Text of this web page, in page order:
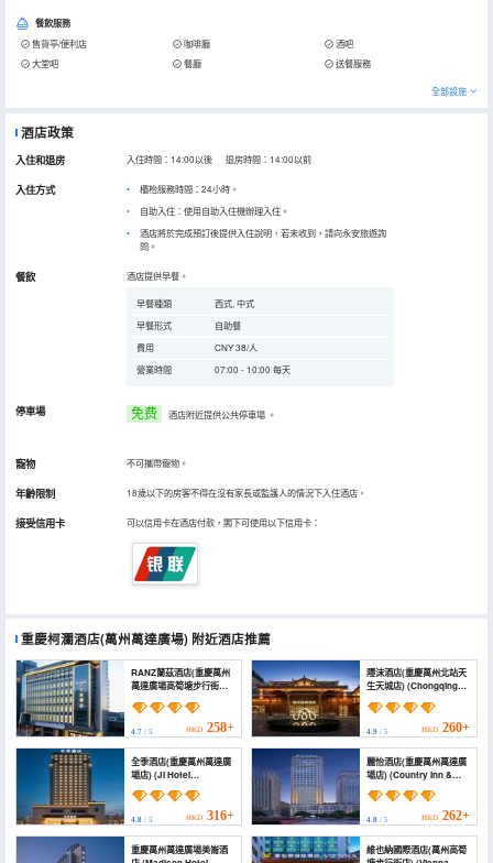
餐飲服務
售貨亭/便利店 咖啡廳
酒吧
大堂吧
餐廳 送餐服務
全部設施
酒店政策
入住和退房 入住時間：14:00以後 退房時間：14:00以前
入住方式
櫃枱服務時間：24小時。
自助入住：使用自助入住機辦理入住。
酒店將於完成預訂後提供入住說明，若未收到，請向永安旅遊詢
問。
餐飲 酒店提供早餐。
早餐種類
西式, 中式
早餐形式
自助餐
費用
CNY 38/人
營業時間
07:00 - 10:00 每天
停車場 免费 酒店附近提供公共停車場 。
寵物 不可攜帶寵物。
年齡限制 18歲以下的房客不得在沒有家長或監護人的情況下入住酒店。
接受信用卡 可以信用卡在酒店付款，閣下可使用以下信用卡：
重慶柯瀾酒店(萬州萬達廣場) 附近酒店推薦
RANZ蘭茲酒店(重慶萬州
萬達廣場高筍塘步行街店)
Ranz Hotel)
4.7 / 5 HKD 258+
隱沫酒店(重慶萬州北站天
生天城店) (Chongqing
City Hidden Foam
4.9/ 5 HKD 260+
全季酒店(重慶萬州萬達廣
場店) (JI Hotel
(Chongqing Wanzhou
Wanda Plaza))
4.8 / 5 HKD 316+
麗怡酒店(重慶萬州萬達廣
場店) (Country Inn &
Suites by Radisson
Chongqing Wanzhou
Wanda Plaza)
4.8/ 5 HKD 262+
重慶萬州萬達廣場美崙酒
維也納國際酒店(萬州高筍